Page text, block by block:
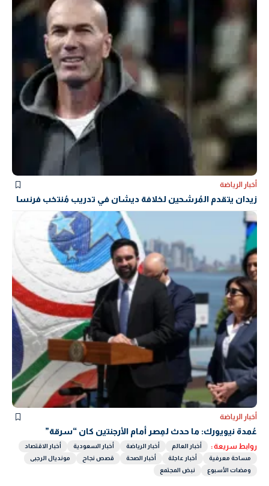
أخبار الرياضة
زيدان يتقدم المُرشحين لخلافة ديشان في تدريب مُنتخب فرنسا
أخبار الرياضة
عُمدة نيويورك: ما حدث لمِصر أمام الأرجنتين كان “سرقة”
روابط سريعة : أخبار العالم أخبار الرياضة أخبار السعودية
أخبار الاقتصاد
مساحة معرفية
أخبار عاجلة أخبار الصحة قصص نجاح
مونديال الرجبى
ومضات الأسبوع
نبض المجتمع